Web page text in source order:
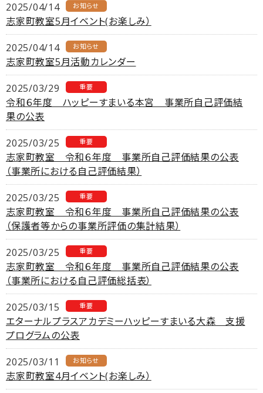
2025/04/14 お知らせ
志家町教室5月イベント(お楽しみ）
2025/04/14 お知らせ
志家町教室5月活動カレンダー
2025/03/29 重要
令和６年度 ハッピーすまいる本宮 事業所自己評価結
果の公表
2025/03/25 重要
志家町教室 令和６年度 事業所自己評価結果の公表
（事業所における自己評価結果）
2025/03/25 重要
志家町教室 令和６年度 事業所自己評価結果の公表
（保護者等からの事業所評価の集計結果）
2025/03/25 重要
志家町教室 令和６年度 事業所自己評価結果の公表
（事業所における自己評価総括表）
2025/03/15 重要
エターナルプラスアカデミーハッピーすまいる大森 支援
プログラムの公表
2025/03/11 お知らせ
志家町教室4月イベント(お楽しみ）